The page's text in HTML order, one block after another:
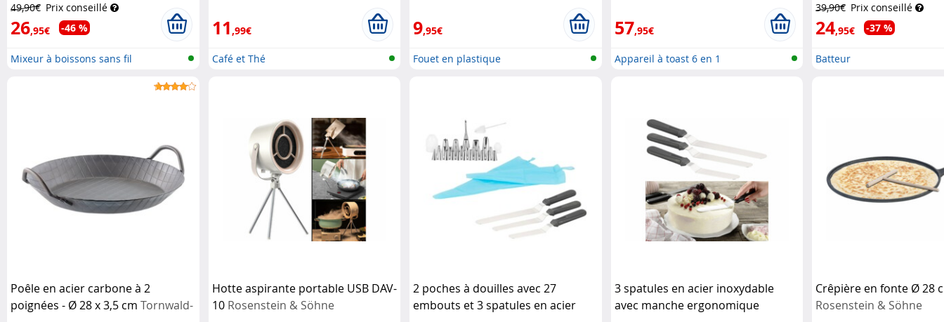
49,90€ Prix conseillé
26,95€ -46 %
Mixeur à boissons sans fil
11,99€
Café et Thé
9,95€
Fouet en plastique
57,95€
Appareil à toast 6 en 1
39,90€ Prix conseillé
24,95€ -37 %
Batteur
Poêle en acier carbone à 2
poignées - Ø 28 x 3,5 cm Tornwald-
Hotte aspirante portable USB DAV-
10 Rosenstein & Söhne
2 poches à douilles avec 27
embouts et 3 spatules en acier
3 spatules en acier inoxydable
avec manche ergonomique
Crêpière en fonte Ø 28
Rosenstein & Söhne